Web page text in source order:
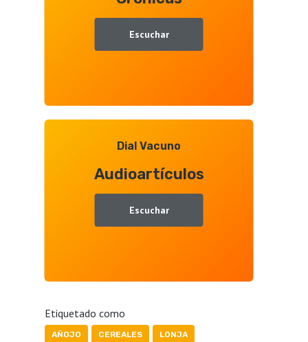
Escuchar
Dial Vacuno
Audioartículos
Escuchar
Etiquetado como
AÑOJO CEREALES LONJA